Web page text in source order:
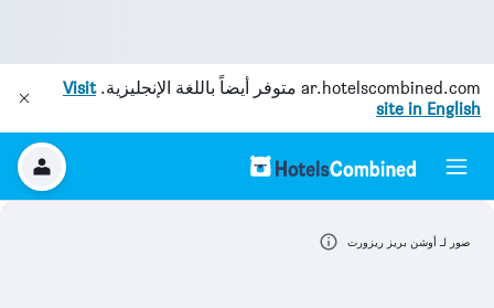
ar.hotelscombined.com متوفر أيضاً باللغة الإنجليزية.Visit
site in English
صور لـ أوشن بريز ريزورت